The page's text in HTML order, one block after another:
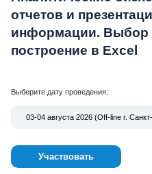
отчетов и
информации. Выбор
построение в Excel
Выберите дату проведения:
Участвовать